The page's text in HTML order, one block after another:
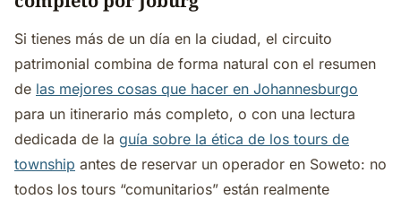
Si tienes más de un día en la ciudad, el circuito
patrimonial combina de forma natural con el resumen
de las mejores cosas que hacer en Johannesburgo
para un itinerario más completo, o con una lectura
dedicada de la guía sobre la ética de los tours de
township antes de reservar un operador en Soweto: no
todos los tours “comunitarios” están realmente